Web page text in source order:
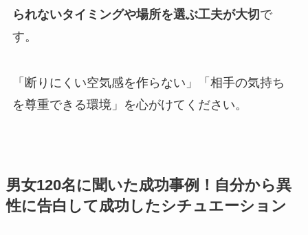
られないタイミングや場所を選ぶ工夫が大切で
す。
「断りにくい空気感を作らない」「相手の気持ち
を尊重できる環境」を心がけてください。
男女120名に聞いた成功事例！自分から異
性に告白して成功したシチュエーション